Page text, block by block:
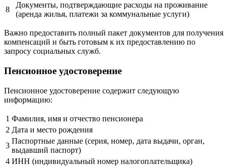
8
Документы, подтверждающие расходы на проживание
(аренда жилья, платежи за коммунальные услуги)
Важно предоставить полный пакет документов для получения
компенсаций и быть готовым к их предоставлению по
запросу социальных служб.
Пенсионное удостоверение
Пенсионное удостоверение содержит следующую
информацию:
1 Фамилия, имя и отчество пенсионера
2 Дата и место рождения
3
Паспортные данные (серия, номер, дата выдачи, орган,
выдавший паспорт)
4 ИНН (индивидуальный номер налогоплательщика)